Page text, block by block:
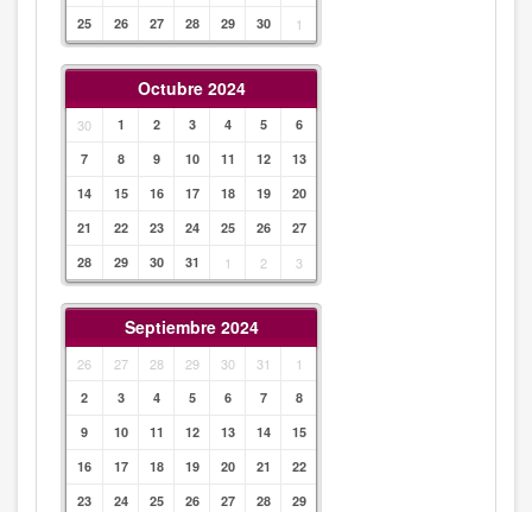
25
26 27 28 29 30 1
Octubre 2024
30 1 2 3 4 5
6
7
8 9 10 11 12
13
14
15 16 17 18 19
20
21
22 23 24 25 26
27
28
29 30 31 1 2 3
Septiembre 2024
26 27 28 29 30 31 1
2 3 4 5 6 7
8
9
10 11 12 13 14
15
16
17 18 19 20 21
22
23
24 25 26 27 28
29